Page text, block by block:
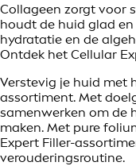
Collageen zorgt voor
houdt de huid glad
hydratatie en de
Ontdek het Cellular
Verstevig je huid met
assortiment. Met
samenwerken om de
maken. Met pure
Expert Filler-
verouderingsroutine.